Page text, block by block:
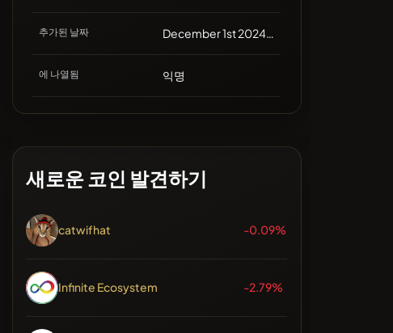
추가된 날짜 December 1st 2024, 05:39
에 나열됨 익명
새로운 코인 발견하기
catwifhat -0.09%
Infinite Ecosystem -2.79%